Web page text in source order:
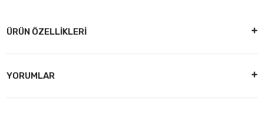
ÜRÜN ÖZELLİKLERİ
YORUMLAR